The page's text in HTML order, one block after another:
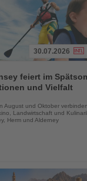
30.07.2026
feiert im
und Vielfalt
August und Oktober
Landwirtschaft und
Herm und Alderney